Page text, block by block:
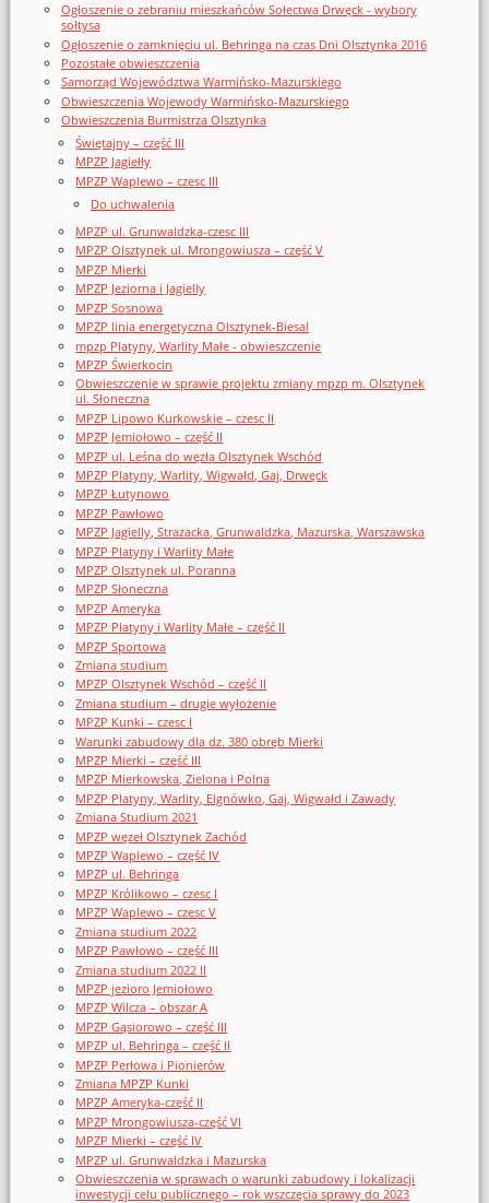
Ogłoszenie o zebraniu mieszkańców Sołectwa Drwęck - wybory
sołtysa
Ogłoszenie o zamknięciu ul. Behringa na czas Dni Olsztynka 2016
Pozostałe obwieszczenia
Samorząd Województwa Warmińsko-Mazurskiego
Obwieszczenia Wojewody Warmińsko-Mazurskiego
Obwieszczenia Burmistrza Olsztynka
Świętajny – część III
MPZP Jagiełły
MPZP Waplewo – czesc III
Do uchwalenia
MPZP ul. Grunwaldzka-czesc III
MPZP Olsztynek ul. Mrongowiusza – część V
MPZP Mierki
MPZP Jeziorna i Jagielly
MPZP Sosnowa
MPZP linia energetyczna Olsztynek-Biesal
mpzp Platyny, Warlity Małe - obwieszczenie
MPZP Świerkocin
Obwieszczenie w sprawie projektu zmiany mpzp m. Olsztynek
ul. Słoneczna
MPZP Lipowo Kurkowskie – czesc II
MPZP Jemiołowo – część II
MPZP ul. Leśna do węzła Olsztynek Wschód
MPZP Platyny, Warlity, Wigwałd, Gaj, Drwęck
MPZP Łutynowo
MPZP Pawłowo
MPZP Jagielly, Strazacka, Grunwaldzka, Mazurska, Warszawska
MPZP Platyny i Warlity Małe
MPZP Olsztynek ul. Poranna
MPZP Słoneczna
MPZP Ameryka
MPZP Platyny i Warlity Małe – część II
MPZP Sportowa
Zmiana studium
MPZP Olsztynek Wschód – część II
Zmiana studium – drugie wyłożenie
MPZP Kunki – czesc I
Warunki zabudowy dla dz. 380 obręb Mierki
MPZP Mierki – część III
MPZP Mierkowska, Zielona i Polna
MPZP Platyny, Warlity, Elgnówko, Gaj, Wigwałd i Zawady
Zmiana Studium 2021
MPZP węzeł Olsztynek Zachód
MPZP Waplewo – część IV
MPZP ul. Behringa
MPZP Królikowo – czesc I
MPZP Waplewo – czesc V
Zmiana studium 2022
MPZP Pawłowo – część III
Zmiana studium 2022 II
MPZP jezioro Jemiołowo
MPZP Wilcza – obszar A
MPZP Gąsiorowo – część III
MPZP ul. Behringa – część II
MPZP Perłowa i Pionierów
Zmiana MPZP Kunki
MPZP Ameryka-część II
MPZP Mrongowiusza-część VI
MPZP Mierki – część IV
MPZP ul. Grunwaldzka i Mazurska
Obwieszczenia w sprawach o warunki zabudowy i lokalizacji
inwestycji celu publicznego – rok wszczęcia sprawy do 2023